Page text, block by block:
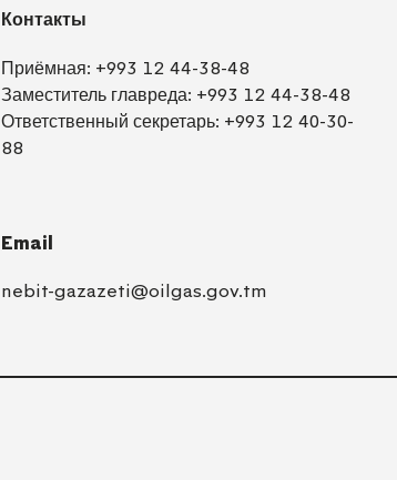
Контакты
Приёмная: +993 12 44-38-48
Заместитель главреда: +993 12 44-38-48
Ответственный секретарь: +993 12 40-30-
88
Email
nebit-gazazeti@oilgas.gov.tm